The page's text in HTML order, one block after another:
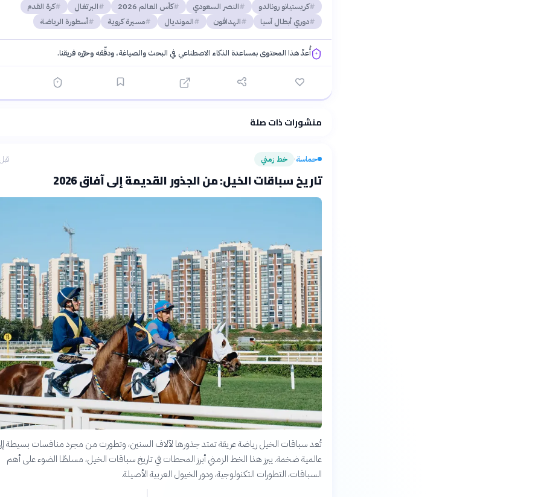
كريستيانو رونالدو النصر السعودي كأس العالم 2026 البرتغال
كرة القدم
دوري أبطال آسيا
الهدافون المونديال مسيرة كروية أسطورة الرياضة
أُعدّ هذا المحتوى بمساعدة الذكاء الاصطناعي في البحث والصياغة، ودقّقه وحرّره فريقنا.
منشورات ذات صلة
حماسة› خط زمني قبل 7
تاريخ سباقات الخيل: من الجذور القديمة إلى آفاق 2026
تُعد سباقات الخيل رياضة عريقة تمتد جذورها لآلاف السنين، وتطورت من مجرد منافسات بسيطة
عالمية ضخمة. يبرز هذا الخط الزمني أبرز المحطات في تاريخ سباقات الخيل، مسلطًا الضوء على أهم
السباقات، التطورات التكنولوجية، ودور الخيول العربية الأصيلة.